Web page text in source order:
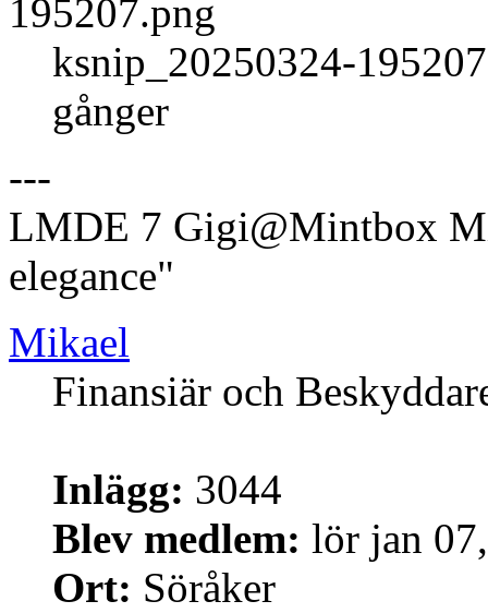
ksnip_20250324-
gånger
---
LMDE 7 Gigi@Mintbox
elegance"
Mikael
Finansiär och
Inlägg: 3044
Blev medlem: lör jan
Ort: Söråker